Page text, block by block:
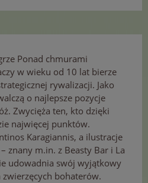
Ponad chmurami
w wieku od 10 lat bierze
rywalizacji. Jako
o najlepsze pozycje
Zwycięża ten, kto dzięki
najwięcej punktów.
Karagiannis, a ilustracje
znany m.in. z Beasty Bar i La
udowadnia swój wyjątkowy
bohaterów.